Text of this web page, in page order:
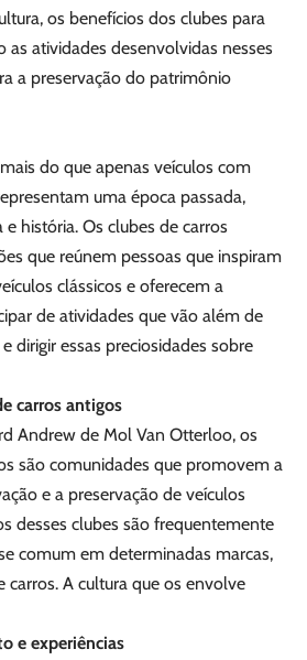
os benefícios dos clubes para
as atividades desenvolvidas nesses
a preservação do patrimônio
do que apenas veículos com
uma época passada,
história. Os clubes de carros
que reúnem pessoas que inspiram
clássicos e oferecem a
de atividades que vão além de
dirigir essas preciosidades sobre
carros antigos
Andrew de Mol Van Otterloo, os
são comunidades que promovem a
e a preservação de veículos
desses clubes são frequentemente
comum em determinadas marcas,
carros. A cultura que os envolve
e experiências